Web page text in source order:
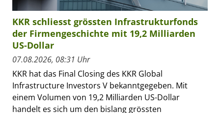
KKR schliesst grössten Infrastrukturfonds
der Firmengeschichte mit 19,2 Milliarden
US-Dollar
07.08.2026, 08:31 Uhr
KKR hat das Final Closing des KKR Global
Infrastructure Investors V bekanntgegeben. Mit
einem Volumen von 19,2 Milliarden US-Dollar
handelt es sich um den bislang grössten